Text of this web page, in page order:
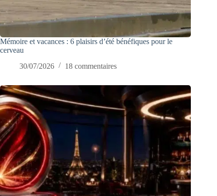
Mémoire et vacances : 6 plaisirs d’été bénéfiques pour le
cerveau
30/07/2026
18 commentaires